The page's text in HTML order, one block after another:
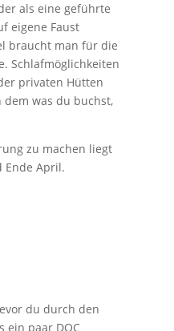
als eine geführte
eigene Faust
braucht man für die
Schlafmöglichkeiten
privaten Hütten
dem was du buchst,
zu machen liegt
Ende April.
du durch den
ein paar DOC